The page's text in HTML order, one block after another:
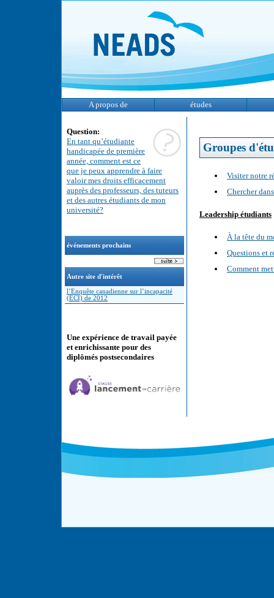
A propos de études
Question:
En tant qu’étudiante
handicapée de première
année, comment est ce
que je peux apprendre à faire
valoir mes droits efficacement
auprès des professeurs, des tuteurs
et des autres étudiants de mon
université?
événements prochains
Autre site d'intérêt
l’Enquête canadienne sur l’incapacité
(ECI) de 2012
Une expérience de travail payée
et enrichissante pour des
diplômés postsecondaires
Groupes
Visiter notre
Chercher
Leadership étudiants
À la tête du
Questions et
Comment